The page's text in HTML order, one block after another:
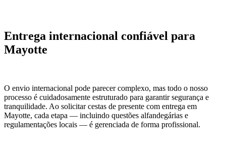
Entrega internacional confiável para
Mayotte
O envio internacional pode parecer complexo, mas todo o nosso
processo é cuidadosamente estruturado para garantir segurança e
tranquilidade. Ao solicitar cestas de presente com entrega em
Mayotte, cada etapa — incluindo questões alfandegárias e
regulamentações locais — é gerenciada de forma profissional.